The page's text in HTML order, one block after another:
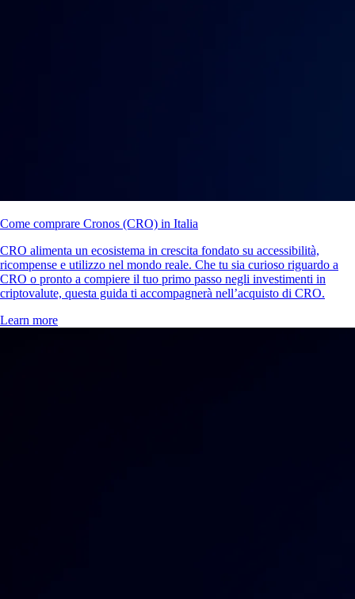
Come comprare Cronos (CRO) in Italia
CRO alimenta un ecosistema in crescita fondato su accessibilità,
ricompense e utilizzo nel mondo reale. Che tu sia curioso riguardo a
CRO o pronto a compiere il tuo primo passo negli investimenti in
criptovalute, questa guida ti accompagnerà nell’acquisto di CRO.
Learn more